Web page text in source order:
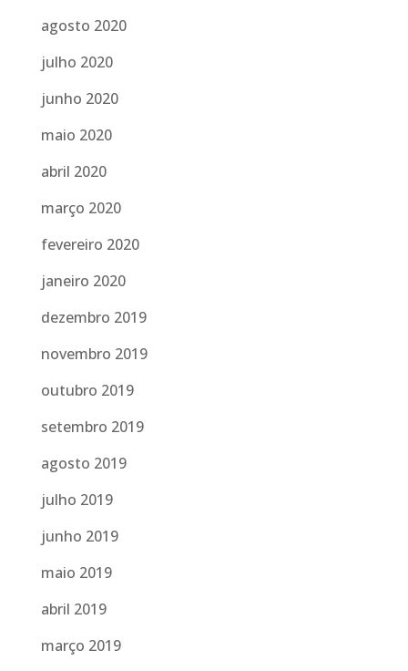
agosto 2020
julho 2020
junho 2020
maio 2020
abril 2020
março 2020
fevereiro 2020
janeiro 2020
dezembro 2019
novembro 2019
outubro 2019
setembro 2019
agosto 2019
julho 2019
junho 2019
maio 2019
abril 2019
março 2019